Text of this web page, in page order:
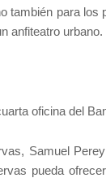
también para
anfiteatro urbano.
oficina del
Samuel
pueda